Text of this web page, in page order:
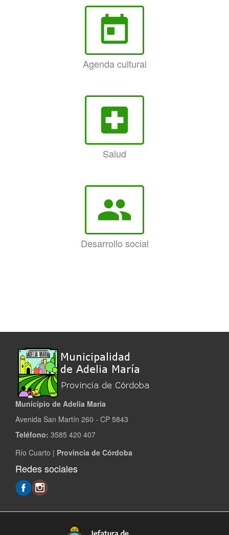
today
Agenda cultural
local_hospital
Salud
group
Desarrollo social
Municipio de Adelia María
Avenida San Martín 260 - CP 5843
Teléfono: 3585 420 407
Río Cuarto | Provincia de Córdoba
Redes sociales